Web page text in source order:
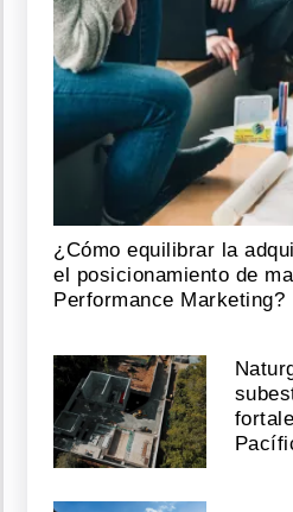
¿Cómo equilibrar la
el posicionamiento de
Performance Marketing?